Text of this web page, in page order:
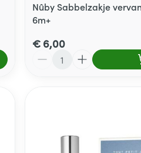
Nûby Sabbelzakje
6m+
€ 6,00